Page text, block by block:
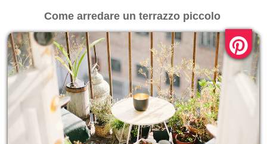
Come arredare un terrazzo piccolo